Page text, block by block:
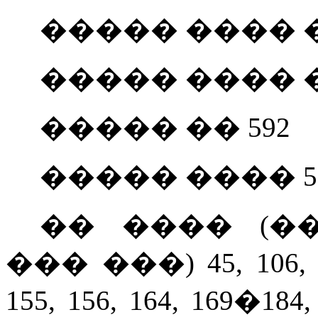
����� ����
����� ����
����� �� 592
����� ����
�� ����
��� ���) 45, 106,
155, 156, 164,